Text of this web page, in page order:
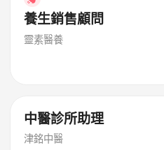
養生銷售顧問
靈素醫養
中醫診所助理
津銘中醫